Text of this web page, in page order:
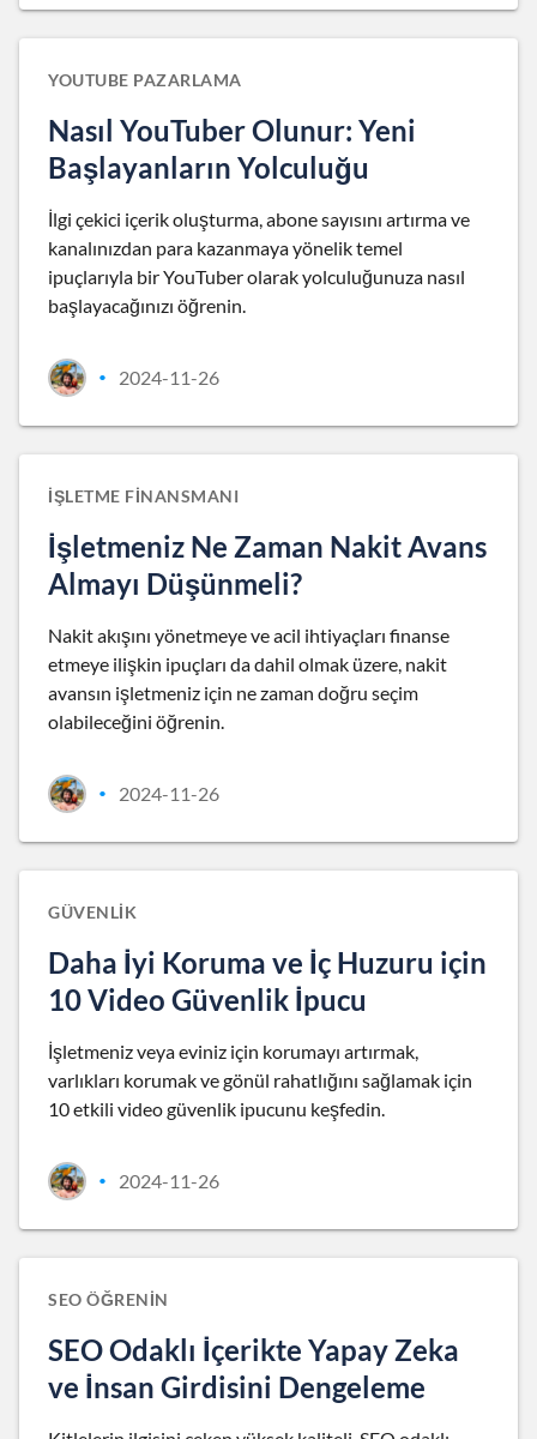
YOUTUBE PAZARLAMA
Nasıl YouTuber Olunur: Yeni
Başlayanların Yolculuğu
İlgi çekici içerik oluşturma, abone sayısını artırma ve
kanalınızdan para kazanmaya yönelik temel
ipuçlarıyla bir YouTuber olarak yolculuğunuza nasıl
başlayacağınızı öğrenin.
• 2024-11-26
İŞLETME FINANSMANI
İşletmeniz Ne Zaman Nakit Avans
Almayı Düşünmeli?
Nakit akışını yönetmeye ve acil ihtiyaçları finanse
etmeye ilişkin ipuçları da dahil olmak üzere, nakit
avansın işletmeniz için ne zaman doğru seçim
olabileceğini öğrenin.
• 2024-11-26
GÜVENLIK
Daha İyi Koruma ve İç Huzuru için
10 Video Güvenlik İpucu
İşletmeniz veya eviniz için korumayı artırmak,
varlıkları korumak ve gönül rahatlığını sağlamak için
10 etkili video güvenlik ipucunu keşfedin.
• 2024-11-26
SEO ÖĞRENIN
SEO Odaklı İçerikte Yapay Zeka
ve İnsan Girdisini Dengeleme